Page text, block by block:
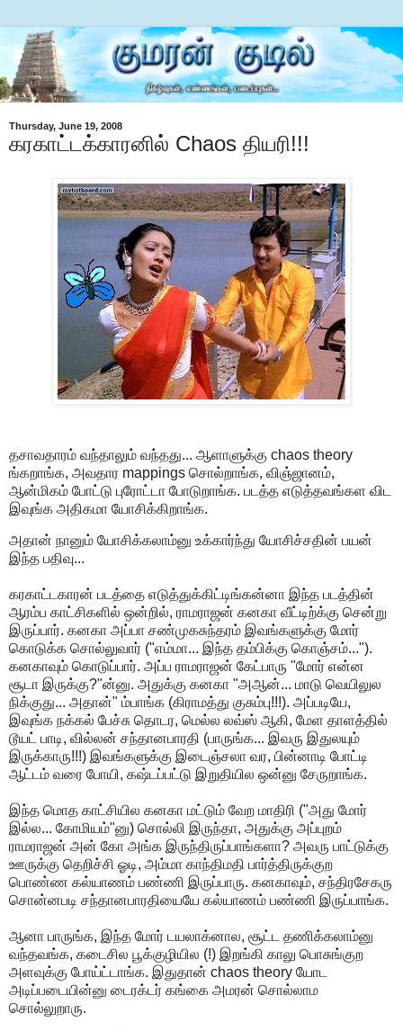
Thursday, June 19, 2008
கரகாட்டக்காரனில் Chaos தியரி!!!
தசாவதாரம் வந்தாலும் வந்தது... ஆளாளுக்கு chaos theory
ங்கறாங்க, அவதார mappings சொல்றாங்க, விஞ்ஜானம்,
ஆன்மிகம் போட்டு புரோட்டா போடுறாங்க. படத்த எடுத்தவங்கள விட
இவுங்க அதிகமா யோசிக்கிறாங்க.
அதான் நானும் யோசிக்கலாம்னு உக்கார்ந்து யோசிச்சதின் பயன்
இந்த பதிவு...
கரகாட்டகாரன் படத்தை எடுத்துக்கிட்டிங்கன்னா இந்த படத்தின்
ஆரம்ப காட்சிகளில் ஒன்றில், ராமராஜன் கனகா வீட்டிற்க்கு சென்று
இருப்பார். கனகா அப்பா சண்முகசுந்தரம் இவங்களுக்கு மோர்
கொடுக்க சொல்லுவார் ("எம்மா... இந்த தம்பிக்கு கொஞ்சம்...").
கனகாவும் கொடுப்பார். அப்ப ராமராஜன் கேட்பாரு "மோர் என்ன
சூடா இருக்கு?"ன்னு. அதுக்கு கனகா "அஆன்... மாடு வெயிலுல
நிக்குது... அதான்" ம்பாங்க (கிராமத்து குசும்பு!!!). அப்படியே,
இவுங்க நக்கல் பேச்சு தொடர, மெல்ல லவ்ஸ் ஆகி, மேள தாளத்தில்
டூயட் பாடி, வில்லன் சந்தானபாரதி (பாருங்க... இவரு இதுலயும்
இருக்காரு!!!) இவங்களுக்கு இடைஞ்சலா வர, பின்னாடி போட்டி
ஆட்டம் வரை போயி, கஷ்டப்பட்டு இறுதியில ஒன்னு சேருறாங்க.
இந்த மொத காட்சியில கனகா மட்டும் வேற மாதிரி ("அது மோர்
இல்ல... கோமியம்"னு) சொல்லி இருந்தா, அதுக்கு அப்புறம்
ராமராஜன் அன் கோ அங்க இருந்திருப்பாங்களா? அவரு பாட்டுக்கு
ஊருக்கு தெறிச்சி ஓடி, அம்மா காந்திமதி பார்த்திருக்குற
பொண்ண கல்யாணம் பண்ணி இருப்பாரு. கனகாவும், சந்திரசேகரு
சொன்னபடி சந்தானபாரதியையே கல்யாணம் பண்ணி இருப்பாங்க.
ஆனா பாருங்க, இந்த மோர் டயலாக்னால, சூட்ட தணிக்கலாம்னு
வந்தவங்க, கடைசில பூக்குழியில (!) இறங்கி காலு பொசுங்குற
அளவுக்கு போய்ட்டாங்க. இதுதான் chaos theory யோட
அடிப்படையின்னு டைரக்டர் கங்கை அமரன் சொல்லாம
சொல்லுறாரு.